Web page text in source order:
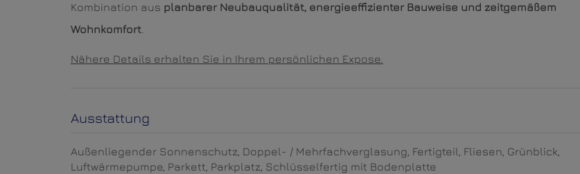
Kombination aus planbarer Neubauqualität, energieeffizienter Bauweise und zeitgemäßem
Wohnkomfort
Nähere Details erhalten Sie in Ihrem persönlichen Expose.
Ausstattung
Außenliegender Sonnenschutz Doppel- / Mehrfachverglasung Fertigteil Fliesen Grünblick
Luftwärmepumpe Parkett Parkplatz Schlüsselfertig mit Bodenplatte